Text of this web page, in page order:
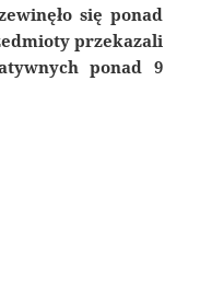
się ponad
przekazali
ponad 9
Szpargałek